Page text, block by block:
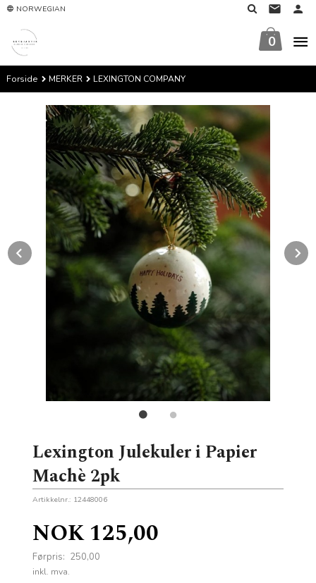
Gå
innholdet
NORWEGIAN
0
Forside MERKER LEXINGTON COMPANY
Prev
Lexington Julekuler i Papier
Machè 2pk
Artikkelnr.: 12448006
Tilbud
NOK125,00
Førpris: 250,00
Rabatt
inkl. mva.